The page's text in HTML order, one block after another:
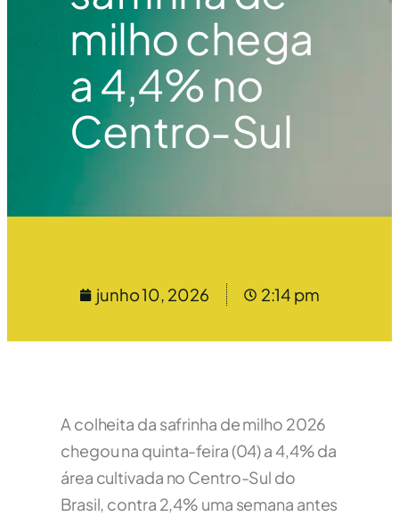
milho chega
a 4,4% no
Centro-Sul
junho 10, 2026 2:14 pm
A colheita da safrinha de milho 2026
chegou na quinta-feira (04) a 4,4% da
área cultivada no Centro-Sul do
Brasil, contra 2,4% uma semana antes